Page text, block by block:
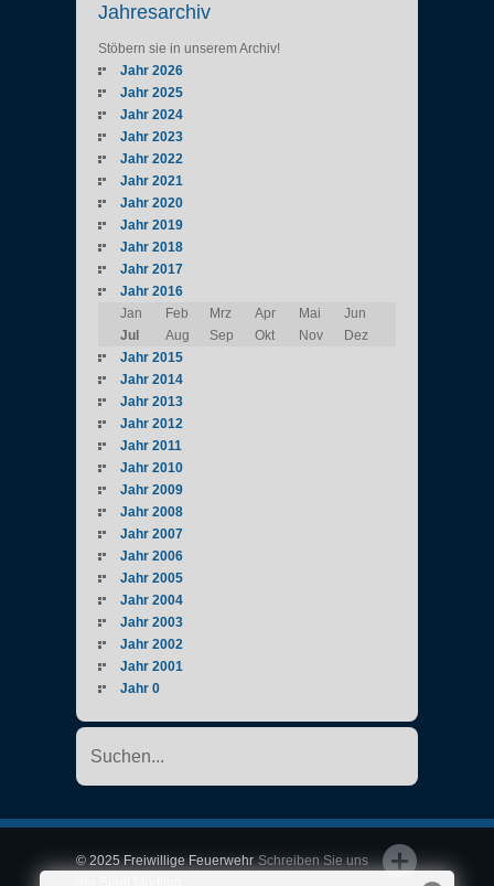
Jahresarchiv
Stöbern sie in unserem Archiv!
Jahr 2026
Jahr 2025
Jahr 2024
Jahr 2023
Jahr 2022
Jahr 2021
Jahr 2020
Jahr 2019
Jahr 2018
Jahr 2017
Jahr 2016
Jan
Feb Mrz Apr Mai
Jun
Jul
Aug Sep Okt Nov
Dez
Jahr 2015
Jahr 2014
Jahr 2013
Jahr 2012
Jahr 2011
Jahr 2010
Jahr 2009
Jahr 2008
Jahr 2007
Jahr 2006
Jahr 2005
Jahr 2004
Jahr 2003
Jahr 2002
Jahr 2001
Jahr 0
Schreiben Sie uns
© 2025 Freiwillige Feuerwehr